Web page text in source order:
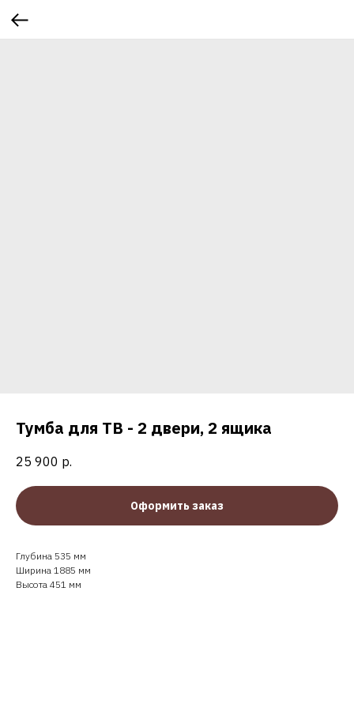
Тумба для ТВ - 2 двери, 2 ящика
25 900 р.
Оформить заказ
Глубина 535 мм
Ширина 1885 мм
Высота 451 мм